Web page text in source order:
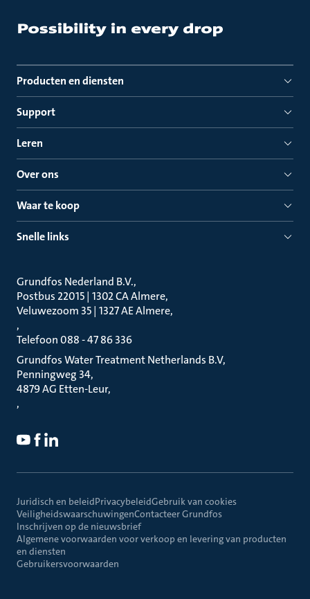
Producten en diensten
Support
Leren
Over ons
Waar te koop
Snelle links
Grundfos Nederland B.V.
Postbus 22015 | 1302 CA Almere
Veluwezoom 35 | 1327 AE Almere
Telefoon 088 - 47 86 336
Grundfos Water Treatment Netherlands B.V
Penningweg 34
4879 AG Etten-Leur
Juridisch en beleidPrivacybeleidGebruik van cookies
VeiligheidswaarschuwingenContacteer Grundfos
Inschrijven op de nieuwsbrief
Algemene voorwaarden voor verkoop en levering van producten
en diensten
Gebruikersvoorwaarden